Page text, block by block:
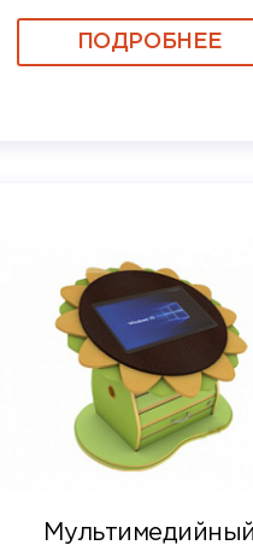
ПОДРОБНЕЕ
Мультимедийный